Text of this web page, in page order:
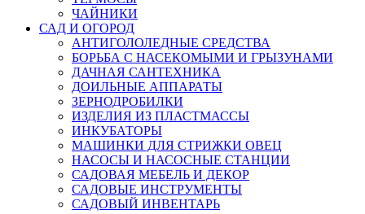
ЧАЙНИКИ
САД И ОГОРОД
АНТИГОЛОЛЕДНЫЕ СРЕДСТВА
БОРЬБА С НАСЕКОМЫМИ И ГРЫЗУНАМИ
ДАЧНАЯ САНТЕХНИКА
ДОИЛЬНЫЕ АППАРАТЫ
ЗЕРНОДРОБИЛКИ
ИЗДЕЛИЯ ИЗ ПЛАСТМАССЫ
ИНКУБАТОРЫ
МАШИНКИ ДЛЯ СТРИЖКИ ОВЕЦ
НАСОСЫ И НАСОСНЫЕ СТАНЦИИ
САДОВАЯ МЕБЕЛЬ И ДЕКОР
САДОВЫЕ ИНСТРУМЕНТЫ
САДОВЫЙ ИНВЕНТАРЬ